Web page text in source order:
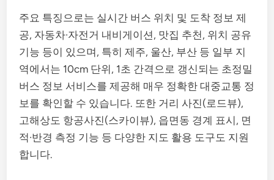
주요 특징으로는 실시간 버스 위치 및 도착 정보 제
공, 자동차·자전거 내비게이션, 맛집 추천, 위치 공유
기능 등이 있으며, 특히 제주, 울산, 부산 등 일부 지
역에서는 10cm 단위, 1초 간격으로 갱신되는 초정밀
버스 정보 서비스를 제공해 매우 정확한 대중교통 정
보를 확인할 수 있습니다. 또한 거리 사진(로드뷰),
고해상도 항공사진(스카이뷰), 읍면동 경계 표시, 면
적·반경 측정 기능 등 다양한 지도 활용 도구도 지원
합니다.